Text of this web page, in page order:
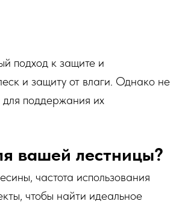
подход к защите и
и защиту от влаги. Однако не
для поддержания их
вашей лестницы?
частота использования
чтобы найти идеальное